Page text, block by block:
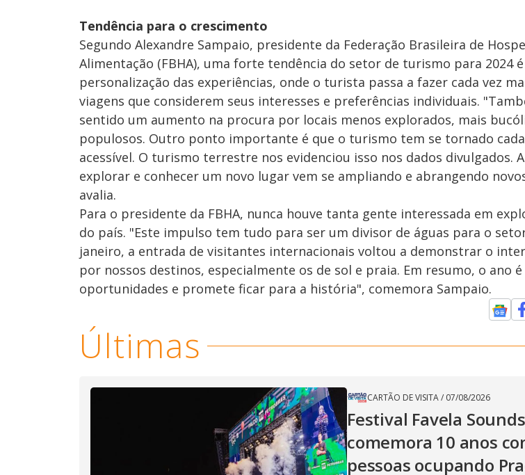
Tendência para o crescimento
Segundo Alexandre Sampaio, presidente da Federação Brasileira de
Alimentação (FBHA), uma forte tendência do setor de turismo para 2024
personalização das experiências, onde o turista passa a fazer cada vez
viagens que considerem seus interesses e preferências individuais.
sentido um aumento na procura por locais menos explorados, mais
populosos. Outro ponto importante é que o turismo tem se tornado
acessível. O turismo terrestre nos evidenciou isso nos dados divulgados.
explorar e conhecer um novo lugar vem se ampliando e abrangendo
avalia.
Para o presidente da FBHA, nunca houve tanta gente interessada em
do país. "Este impulso tem tudo para ser um divisor de águas para o
janeiro, a entrada de visitantes internacionais voltou a demonstrar o
por nossos destinos, especialmente os de sol e praia. Em resumo, o ano é
oportunidades e promete ficar para a história", comemora Sampaio.
Últimas
CARTÃO DE VISITA/ 07/08/2026
Festival Favela Sounds
comemora 10 anos
pessoas ocupando